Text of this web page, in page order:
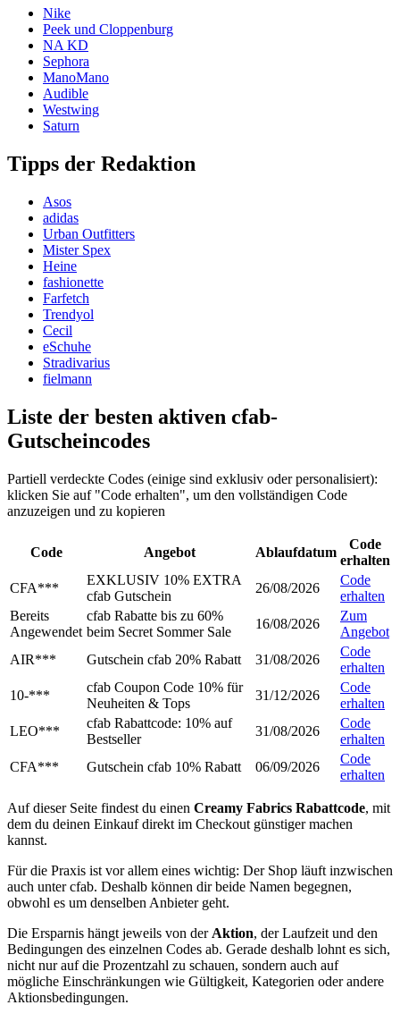
Nike
Peek und Cloppenburg
NA KD
Sephora
ManoMano
Audible
Westwing
Saturn
Tipps der Redaktion
Asos
adidas
Urban Outfitters
Mister Spex
Heine
fashionette
Farfetch
Trendyol
Cecil
eSchuhe
Stradivarius
fielmann
Liste der besten aktiven cfab-
Gutscheincodes
Partiell verdeckte Codes (einige sind exklusiv oder personalisiert):
klicken Sie auf "Code erhalten", um den vollständigen Code
anzuzeigen und zu kopieren
Code Angebot Ablaufdatum
Code
erhalten
CFA***
EXKLUSIV 10% EXTRA
cfab Gutschein
26/08/2026
Code
erhalten
Bereits
Angewendet
cfab Rabatte bis zu 60%
beim Secret Sommer Sale
16/08/2026
Zum
Angebot
AIR***
Gutschein cfab 20% Rabatt 31/08/2026
Code
erhalten
10-***
cfab Coupon Code 10% für
Neuheiten & Tops
31/12/2026
Code
erhalten
LEO***
cfab Rabattcode: 10% auf
Bestseller
31/08/2026
Code
erhalten
CFA***
Gutschein cfab 10% Rabatt 06/09/2026
Code
erhalten
Auf dieser Seite findest du einen Creamy Fabrics Rabattcode, mit
dem du deinen Einkauf direkt im Checkout günstiger machen
kannst.
Für die Praxis ist vor allem eines wichtig: Der Shop läuft inzwischen
auch unter cfab. Deshalb können dir beide Namen begegnen,
obwohl es um denselben Anbieter geht.
Die Ersparnis hängt jeweils von der Aktion, der Laufzeit und den
Bedingungen des einzelnen Codes ab. Gerade deshalb lohnt es sich,
nicht nur auf die Prozentzahl zu schauen, sondern auch auf
mögliche Einschränkungen wie Gültigkeit, Kategorien oder andere
Aktionsbedingungen.